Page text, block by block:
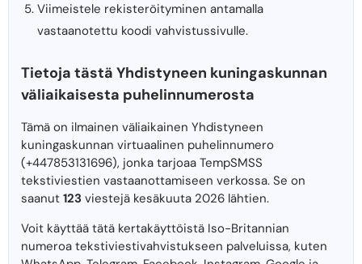
Viimeistele rekisteröityminen antamalla
vastaanotettu koodi vahvistussivulle.
Tietoja tästä Yhdistyneen kuningaskunnan
väliaikaisesta puhelinnumerosta
Tämä on ilmainen väliaikainen Yhdistyneen
kuningaskunnan virtuaalinen puhelinnumero
(+447853131696), jonka tarjoaa TempSMSS
tekstiviestien vastaanottamiseen verkossa. Se on
saanut 123 viestejä kesäkuuta 2026 lähtien.
Voit käyttää tätä kertakäyttöistä Iso-Britannian
numeroa tekstiviestivahvistukseen palveluissa, kuten